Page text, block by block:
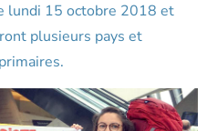
lundi 15 octobre 2018 et
plusieurs pays et